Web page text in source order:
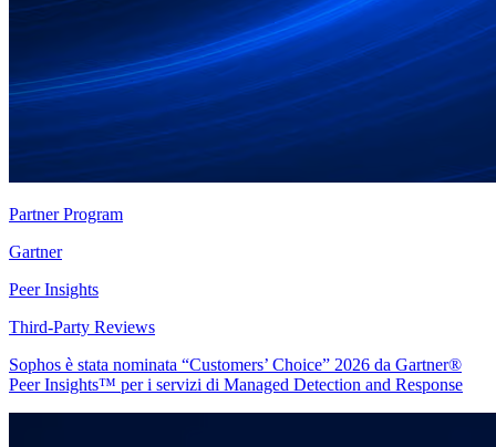
Partner Program
Gartner
Peer Insights
Third-Party Reviews
Sophos è stata nominata “Customers’ Choice” 2026 da Gartner®
Peer Insights™ per i servizi di Managed Detection and Response